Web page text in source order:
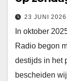
23 JUNI 2026
In oktober
Radio begon
destijds in het
bescheiden